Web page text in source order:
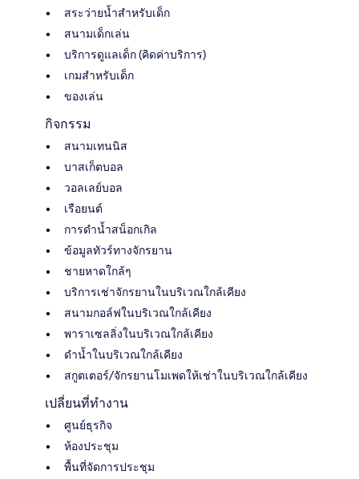
สระว่ายน้ำสำหรับเด็ก
สนามเด็กเล่น
บริการดูแลเด็ก (คิดค่าบริการ)
เกมสำหรับเด็ก
ของเล่น
กิจกรรม
สนามเทนนิส
บาสเก็ตบอล
วอลเลย์บอล
เรือยนต์
การดําน้ำสน็อกเกิล
ข้อมูลทัวร์ทางจักรยาน
ชายหาดใกล้ๆ
บริการเช่าจักรยานในบริเวณใกล้เคียง
สนามกอล์ฟในบริเวณใกล้เคียง
พาราเซลลิ่งในบริเวณใกล้เคียง
ดำน้ำในบริเวณใกล้เคียง
สกูตเตอร์/จักรยานโมเพดให้เช่าในบริเวณใกล้เคียง
เปลี่ยนที่ทำงาน
ศูนย์ธุรกิจ
ห้องประชุม
พื้นที่จัดการประชุม